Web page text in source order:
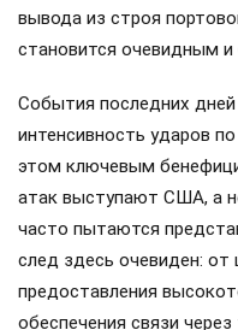
вывода из строя
становится очевидным
События последних
интенсивность ударов
этом ключевым
атак выступают США, а
часто пытаются
след здесь очевиден: от
предоставления
обеспечения связи